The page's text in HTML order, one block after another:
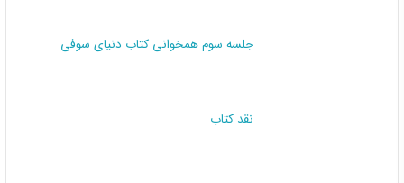
جلسه سوم همخوانی کتاب دنیای سوفی
نقد کتاب